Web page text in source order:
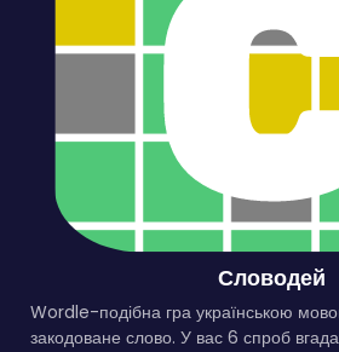
Словодей
Wordle-подібна гра українською
закодоване слово. У вас 6 спроб